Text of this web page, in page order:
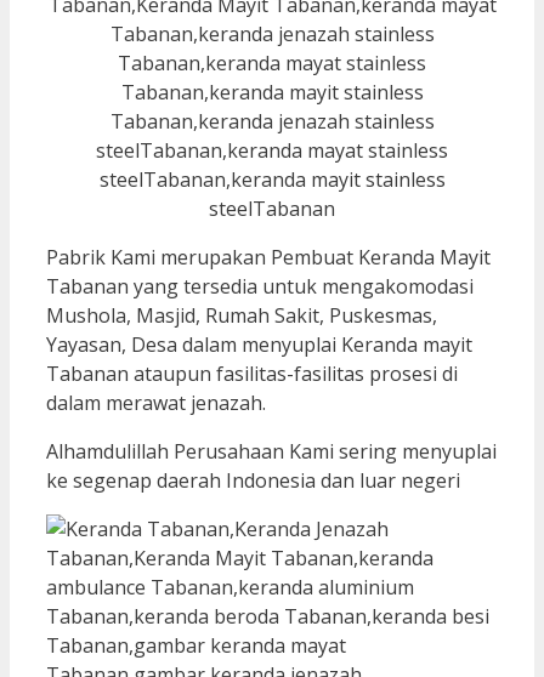
Pabrik Kami merupakan Pembuat Keranda Mayit
Tabanan yang tersedia untuk mengakomodasi
Mushola, Masjid, Rumah Sakit, Puskesmas,
Yayasan, Desa dalam menyuplai Keranda mayit
Tabanan ataupun fasilitas-fasilitas prosesi di
dalam merawat jenazah.
Alhamdulillah Perusahaan Kami sering menyuplai
ke segenap daerah Indonesia dan luar negeri